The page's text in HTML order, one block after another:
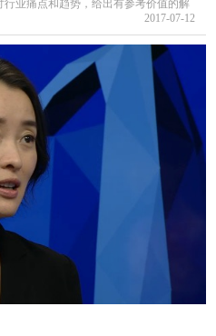
业痛点和趋势，给出有参考价值的解
2017-07-12